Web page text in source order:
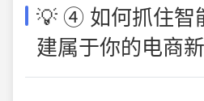
💡 ④ 如何抓住智
建属于你的电商新